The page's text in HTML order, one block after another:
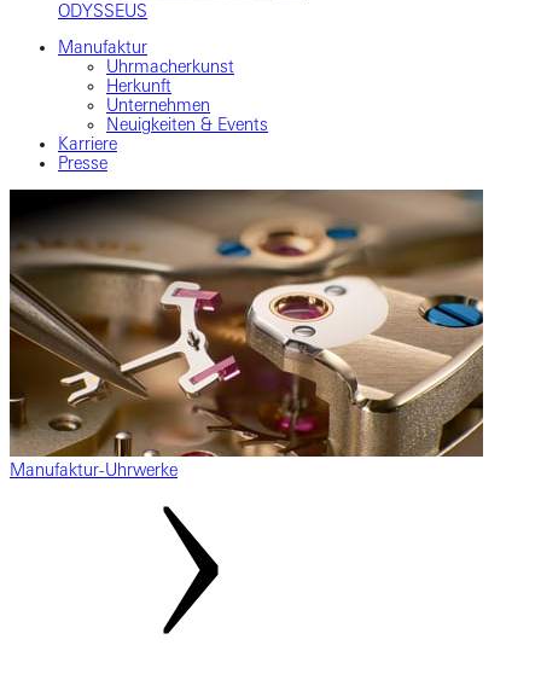
ODYSSEUS
Manufaktur
Uhrmacherkunst
Herkunft
Unternehmen
Neuigkeiten & Events
Karriere
Presse
Manufaktur-Uhrwerke